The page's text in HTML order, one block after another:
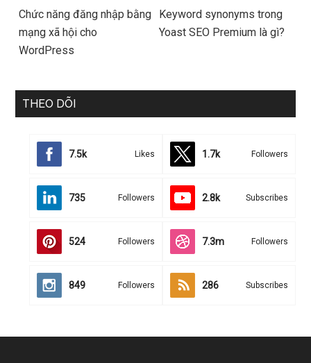
Chức năng đăng nhập bằng
mạng xã hội cho
WordPress
Keyword synonyms trong
Yoast SEO Premium là gì?
THEO DÕI
7.5k Likes 1.7k Followers
735 Followers 2.8k Subscribes
524 Followers 7.3m Followers
849 Followers 286 Subscribes